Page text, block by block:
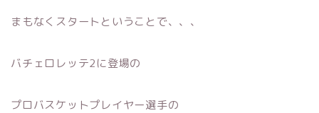
まもなくスタートということで、、、
バチェロレッテ2に登場の
プロバスケットプレイヤー選手の